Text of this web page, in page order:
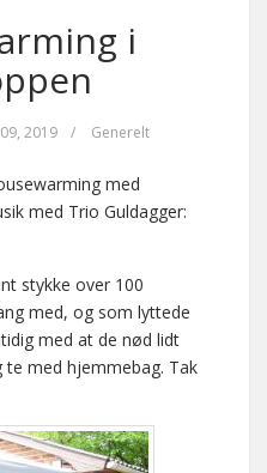
i
2019 / Generelt
med
med Trio Guldagger:
stykke over 100
med, og som lyttede
med at de nød lidt
te med hjemmebag. Tak